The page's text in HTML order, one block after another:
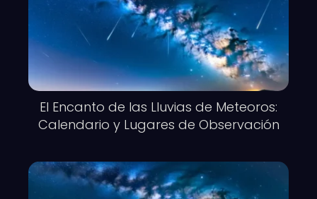
El Encanto de las Lluvias de Meteoros:
Calendario y Lugares de Observación